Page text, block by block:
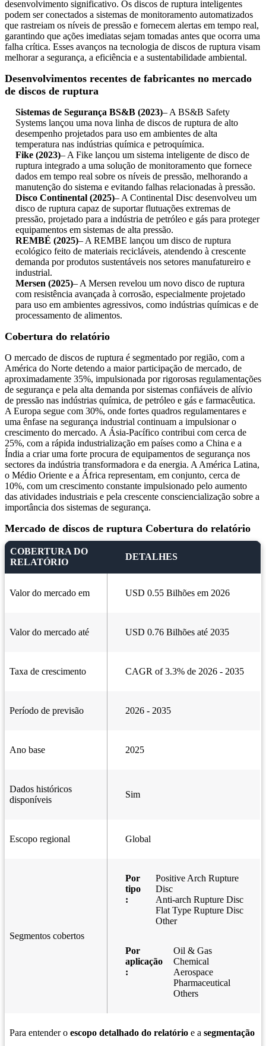
desenvolvimento significativo. Os discos de ruptura inteligentes
podem ser conectados a sistemas de monitoramento automatizados
que rastreiam os níveis de pressão e fornecem alertas em tempo real,
garantindo que ações imediatas sejam tomadas antes que ocorra uma
falha crítica. Esses avanços na tecnologia de discos de ruptura visam
melhorar a segurança, a eficiência e a sustentabilidade ambiental.
Desenvolvimentos recentes de fabricantes no mercado
de discos de ruptura
Sistemas de Segurança BS&B (2023)– A BS&B Safety
Systems lançou uma nova linha de discos de ruptura de alto
desempenho projetados para uso em ambientes de alta
temperatura nas indústrias química e petroquímica.
Fike (2023)– A Fike lançou um sistema inteligente de disco de
ruptura integrado a uma solução de monitoramento que fornece
dados em tempo real sobre os níveis de pressão, melhorando a
manutenção do sistema e evitando falhas relacionadas à pressão.
Disco Continental (2025)– A Continental Disc desenvolveu um
disco de ruptura capaz de suportar flutuações extremas de
pressão, projetado para a indústria de petróleo e gás para proteger
equipamentos em sistemas de alta pressão.
REMBÉ (2025)– A REMBE lançou um disco de ruptura
ecológico feito de materiais recicláveis, atendendo à crescente
demanda por produtos sustentáveis ​​nos setores manufatureiro e
industrial.
Mersen (2025)– A Mersen revelou um novo disco de ruptura
com resistência avançada à corrosão, especialmente projetado
para uso em ambientes agressivos, como indústrias químicas e de
processamento de alimentos.
Cobertura do relatório
O mercado de discos de ruptura é segmentado por região, com a
América do Norte detendo a maior participação de mercado, de
aproximadamente 35%, impulsionada por rigorosas regulamentações
de segurança e pela alta demanda por sistemas confiáveis ​​de alívio
de pressão nas indústrias química, de petróleo e gás e farmacêutica.
A Europa segue com 30%, onde fortes quadros regulamentares e
uma ênfase na segurança industrial continuam a impulsionar o
crescimento do mercado. A Ásia-Pacífico contribui com cerca de
25%, com a rápida industrialização em países como a China e a
Índia a criar uma forte procura de equipamentos de segurança nos
sectores da indústria transformadora e da energia. A América Latina,
o Médio Oriente e a África representam, em conjunto, cerca de
10%, com um crescimento constante impulsionado pelo aumento
das atividades industriais e pela crescente consciencialização sobre a
importância dos sistemas de segurança.
Mercado de discos de ruptura Cobertura do relatório
COBERTURA DO
RELATÓRIO
DETALHES
Valor do mercado em USD 0.55 Bilhões em 2026
Valor do mercado até USD 0.76 Bilhões até 2035
Taxa de crescimento CAGR of 3.3% de 2026 - 2035
Período de previsão 2026 - 2035
Ano base 2025
Dados históricos
disponíveis
Sim
Escopo regional Global
Segmentos cobertos
Por
tipo
:
Positive Arch Rupture
Disc
Anti-arch Rupture Disc
Flat Type Rupture Disc
Other
Por
aplicação
:
Oil & Gas
Chemical
Aerospace
Pharmaceutical
Others
Para entender o escopo detalhado do relatório e a segmentação